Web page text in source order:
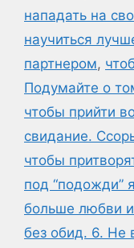
нападать на
научиться
партнером,
Подумайте о
чтобы прийти
свидание.
чтобы
под “подожди”
больше любви
без обид. 6. Не